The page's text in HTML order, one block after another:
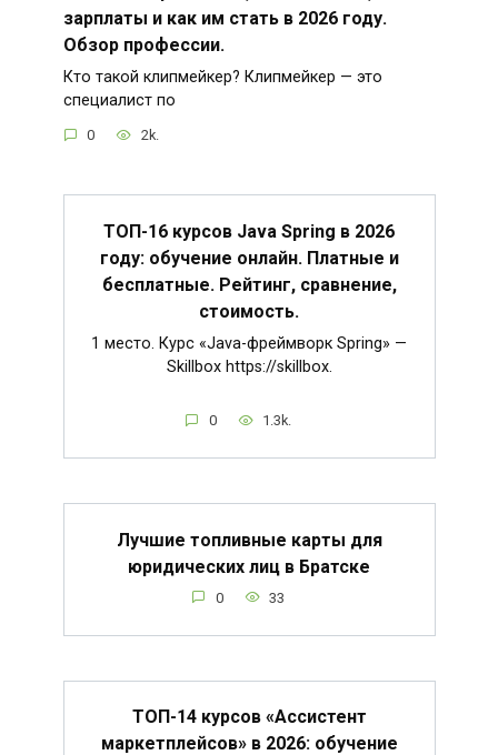
зарплаты и как им стать в 2026 году.
Обзор профессии.
Кто такой клипмейкер? Клипмейкер — это
специалист по
0 2k.
ТОП-16 курсов Java Spring в 2026
году: обучение онлайн. Платные и
бесплатные. Рейтинг, сравнение,
стоимость.
1 место. Курс «Java-фреймворк Spring» —
Skillbox https://skillbox.
0 1.3k.
Лучшие топливные карты для
юридических лиц в Братске
0 33
ТОП-14 курсов «Ассистент
маркетплейсов» в 2026: обучение